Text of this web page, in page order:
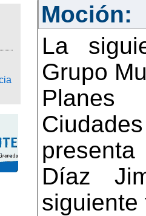
Moción:
La
Grupo
Planes
Díaz
siguiente